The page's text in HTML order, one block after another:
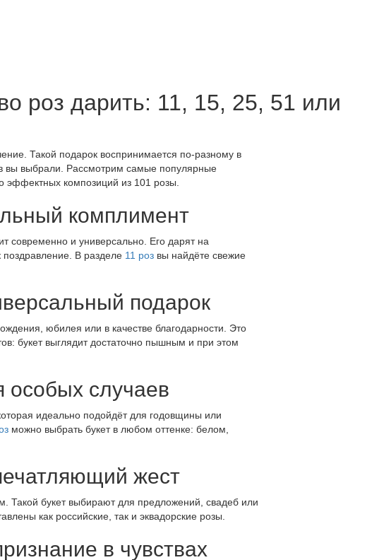
роз дарить: 11, 15, 25, 51 или
Такой подарок воспринимается по-разному в
вы выбрали. Рассмотрим самые популярные
эффектных композиций из 101 розы.
комплимент
современно и универсально. Его дарят на
поздравление. В разделе 11 роз вы найдёте свежие
подарок
юбилея или в качестве благодарности. Это
букет выглядит достаточно пышным и при этом
особых случаев
идеально подойдёт для годовщины или
можно выбрать букет в любом оттенке: белом,
жест
Такой букет выбирают для предложений, свадеб или
как российские, так и эквадорские розы.
в чувствах